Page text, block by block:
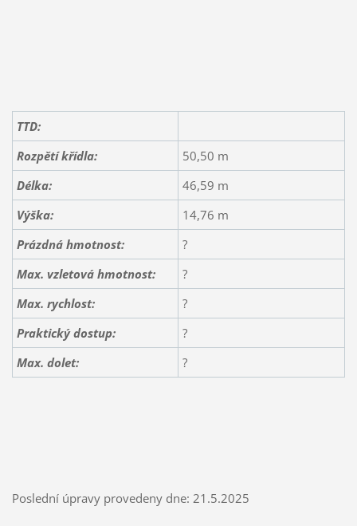
TTD:
Rozpětí křídla:
50,50 m
Délka:
46,59 m
Výška:
14,76 m
Prázdná hmotnost:
?
Max. vzletová hmotnost:
?
Max. rychlost:
?
Praktický dostup:
?
Max. dolet:
?
Poslední úpravy provedeny dne: 21.5.2025